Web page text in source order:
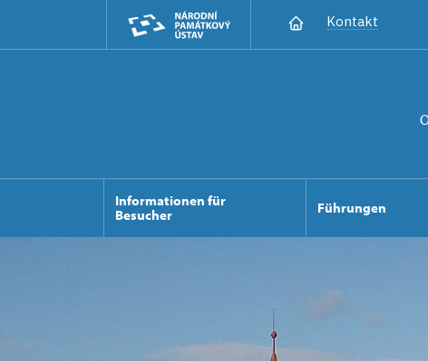
Kontakt
Informationen für
Besucher
Führungen